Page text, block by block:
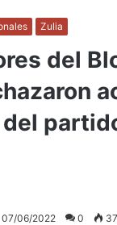
Zulia
del
07/06/2022 0